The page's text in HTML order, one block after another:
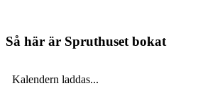
Så här är Spruthuset bokat
Kalendern laddas...